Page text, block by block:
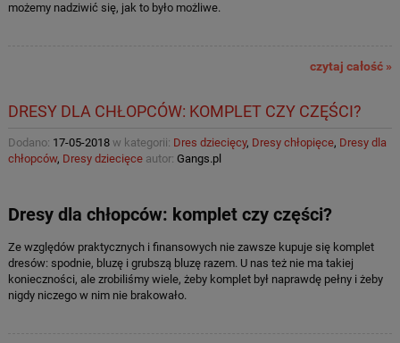
możemy nadziwić się, jak to było możliwe.
czytaj całość »
DRESY DLA CHŁOPCÓW: KOMPLET CZY CZĘŚCI?
Dodano: 17-05-2018w kategorii: Dres dziecięcy, Dresy chłopięce, Dresy dla
chłopców, Dresy dziecięceautor: Gangs.pl
Dresy dla chłopców: komplet czy części?
Ze względów praktycznych i finansowych nie zawsze kupuje się komplet
dresów: spodnie, bluzę i grubszą bluzę razem. U nas też nie ma takiej
konieczności, ale zrobiliśmy wiele, żeby komplet był naprawdę pełny i żeby
nigdy niczego w nim nie brakowało.